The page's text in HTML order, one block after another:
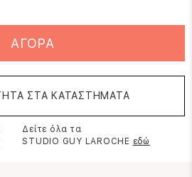
ΑΓΟΡΑ
ΣΤΑ ΚΑΤΑΣΤΗΜΑΤΑ
Δείτε όλα τα
STUDIO GUY LAROCHE εδώ